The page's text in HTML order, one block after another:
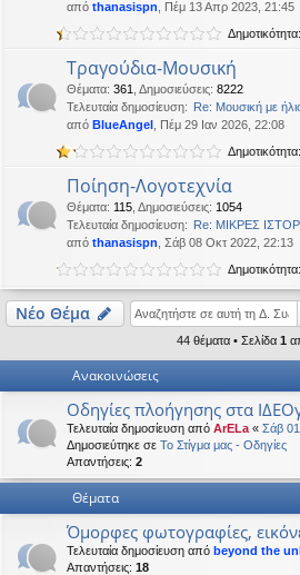
από thanasispn , Πέμ 13 Απρ 2023, 21:45
Τραγούδια-Μουσική
Θέματα: 361 Δημοσιεύσεις: 8222
Τελευταία δημοσίευση: Re: Μουσική με
από BlueAngel , Πέμ 29 Ιαν 2026, 22:08
Ποίηση-Λογοτεχνία
Θέματα: 115 Δημοσιεύσεις: 1054
Τελευταία δημοσίευση: Re: ΜΙΚΡΕΣ
από thanasispn , Σάβ 08 Οκτ 2022, 22:13
Νέο Θέμα
44 θέματα • Σελίδα 1
Ανακοινώσεις
Οδηγίες πλοήγησης στα
Τελευταία δημοσίευση από ArELa « Σάβ
Δημοσιεύτηκε σε Το Στίγμα μας - Οδηγίες
Απαντήσεις: 2
Θέματα
Όμορφες φωτογραφίες,
Τελευταία δημοσίευση από beyond the
Απαντήσεις: 18